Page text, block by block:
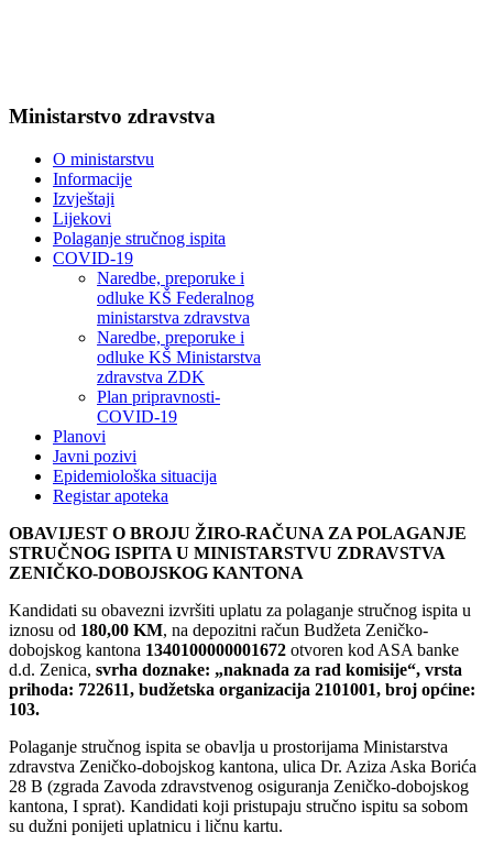
Ministarstvo zdravstva
O ministarstvu
Informacije
Izvještaji
Lijekovi
Polaganje stručnog ispita
COVID-19
Naredbe, preporuke i
odluke KŠ Federalnog
ministarstva zdravstva
Naredbe, preporuke i
odluke KŠ Ministarstva
zdravstva ZDK
Plan pripravnosti-
COVID-19
Planovi
Javni pozivi
Epidemiološka situacija
Registar apoteka
OBAVIJEST O BROJU ŽIRO-RAČUNA ZA POLAGANJE
STRUČNOG ISPITA U MINISTARSTVU ZDRAVSTVA
ZENIČKO-DOBOJSKOG KANTONA
Kandidati su obavezni izvršiti uplatu za polaganje stručnog ispita u
iznosu od 180,00 KM, na depozitni račun Budžeta Zeničko-
dobojskog kantona 1340100000001672 otvoren kod ASA banke
d.d. Zenica, svrha doznake: „naknada za rad komisije“, vrsta
prihoda: 722611, budžetska organizacija 2101001, broj općine:
103.
Polaganje stručnog ispita se obavlja u prostorijama Ministarstva
zdravstva Zeničko-dobojskog kantona, ulica Dr. Aziza Aska Borića
28 B (zgrada Zavoda zdravstvenog osiguranja Zeničko-dobojskog
kantona, I sprat). Kandidati koji pristupaju stručno ispitu sa sobom
su dužni ponijeti uplatnicu i ličnu kartu.